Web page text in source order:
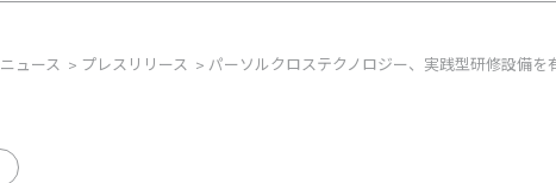
ニュース プレスリリース パーソルクロステクノロジー、実践型研修設備を